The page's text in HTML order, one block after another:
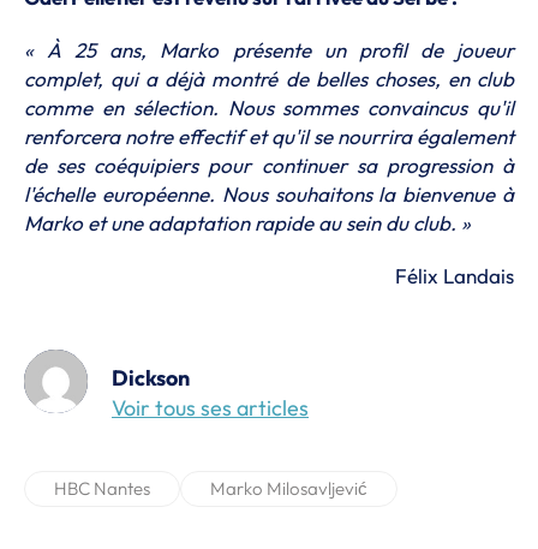
« À 25 ans, Marko présente un profil de joueur
complet, qui a déjà montré de belles choses, en club
comme en sélection. Nous sommes convaincus qu'il
renforcera notre effectif et qu'il se nourrira également
de ses coéquipiers pour continuer sa progression à
l'échelle européenne. Nous souhaitons la bienvenue à
Marko et une adaptation rapide au sein du club. »
Félix Landais
Dickson
Voir tous ses articles
HBC Nantes Marko Milosavljević